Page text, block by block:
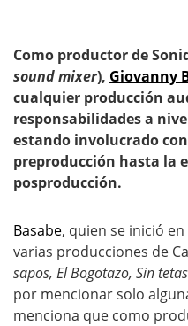
Como productor de
sound mixer), Giovanny
cualquier producción
responsabilidades a
estando involucrado
preproducción hasta la
posproducción.
Basabe, quien se inició
varias producciones de
sapos, El Bogotazo, Sin
por mencionar solo
menciona que como